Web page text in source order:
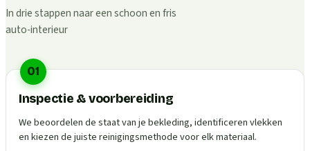
In drie stappen naar een schoon en fris
auto-interieur
01
Inspectie & voorbereiding
We beoordelen de staat van je bekleding, identificeren vlekken
en kiezen de juiste reinigingsmethode voor elk materiaal.